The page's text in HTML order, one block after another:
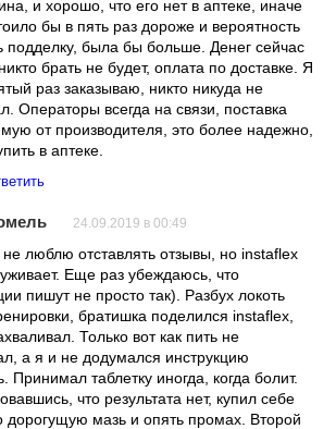
и хорошо, что его нет в аптеке, иначе
бы в пять раз дороже и вероятность
подделку, была бы больше. Денег сейчас
брать не будет, оплата по доставке. Я
раз заказываю, никто никуда не
Операторы всегда на связи, поставка
от производителя, это более надежно,
в аптеке.
24.09.2019 в 00:49
люблю отставлять отзывы, но instaflex
Еще раз убеждаюсь, что
пишут не просто так). Разбух локоть
братишка поделился instaflex,
Только вот как пить не
а я и не додумался инструкцию
Принимал таблетку иногда, когда болит.
что результата нет, купил себе
дорогущую мазь и опять промах. Второй